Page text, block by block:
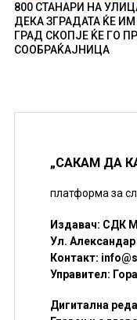
800 СТАНАРИ НА
ДЕКА ЗГРАДАТА ЌЕ
ГРАД СКОПЈЕ ЌЕ ГО
СООБРАЌАЈНИЦА
„САКАМ ДА
платформа за
Издавач: СДК
Ул. Александар
Контакт:
Управител:
Дигитална